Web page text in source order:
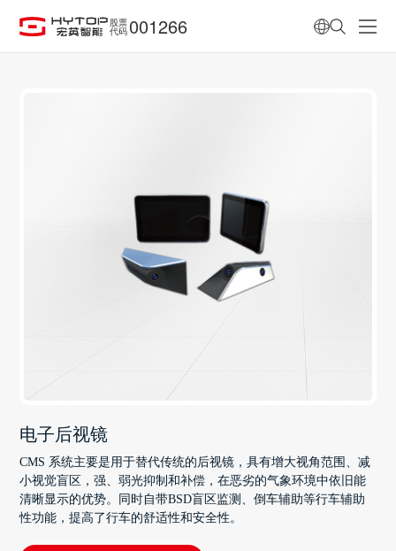
股票
代码 001266
电子后视镜
CMS 系统主要是用于替代传统的后视镜，具有增大视角范围、减
小视觉盲区，强、弱光抑制和补偿，在恶劣的气象环境中依旧能
清晰显示的优势。同时自带BSD盲区监测、倒车辅助等行车辅助
性功能，提高了行车的舒适性和安全性。